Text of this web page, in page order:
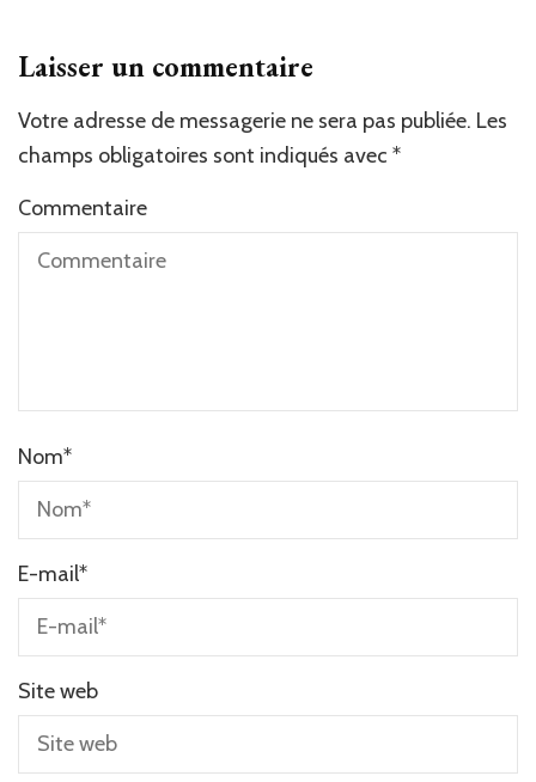
Laisser un commentaire
Votre adresse de messagerie ne sera pas publiée. Les
champs obligatoires sont indiqués avec *
Commentaire
Nom*
E-mail*
Site web